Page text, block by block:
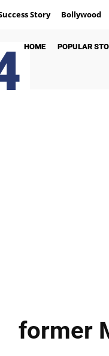
Story Bollywood
HOME POPULAR
former